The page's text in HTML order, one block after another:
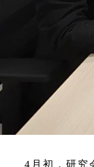
4月初，研究